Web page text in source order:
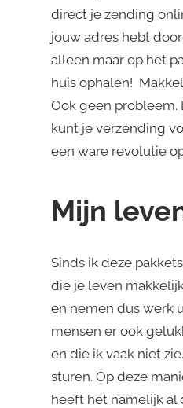
direct je zending
jouw adres hebt
alleen maar op het
huis ophalen!
Ook geen probleem.
kunt je verzending
een ware revolutie
Mijn
Sinds ik deze
die je leven
en nemen dus werk
mensen er ook
en die ik vaak niet
sturen. Op deze
heeft het namelijk al